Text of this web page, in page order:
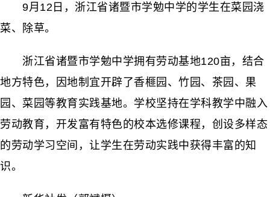
9月12日，浙江省诸暨市学勉中学的学生在菜园浇
菜、除草。
浙江省诸暨市学勉中学拥有劳动基地120亩，结合
地方特色，因地制宜开辟了香榧园、竹园、茶园、果
园、菜园等教育实践基地。学校坚持在学科教学中融入
劳动教育，开发富有特色的校本选修课程，创设多样态
的劳动学习空间，让学生在劳动实践中获得丰富的知
识。